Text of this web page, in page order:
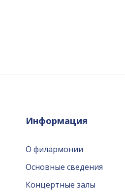
Информация
О филармонии
Основные сведения
Концертные залы